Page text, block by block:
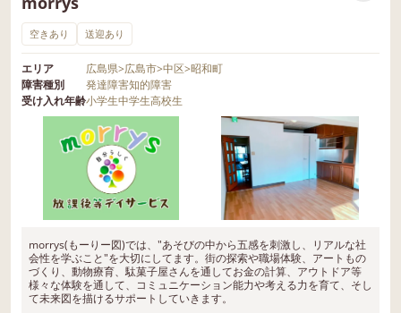
空きあり 送迎あり
エリア 広島県>広島市>中区>昭和町
障害種別
発達障害知的障害
受け入れ年齢小学生中学生高校生
morrys(もーりー図)では、"あそびの中から五感を刺激し、リアルな社
会性を学ぶこと"を大切にしてます。街の探索や職場体験、アートもの
づくり、動物療育、駄菓子屋さんを通してお金の計算、アウトドア等
様々な体験を通して、コミュニケーション能力や考える力を育て、そし
て未来図を描けるサポートしていきます。